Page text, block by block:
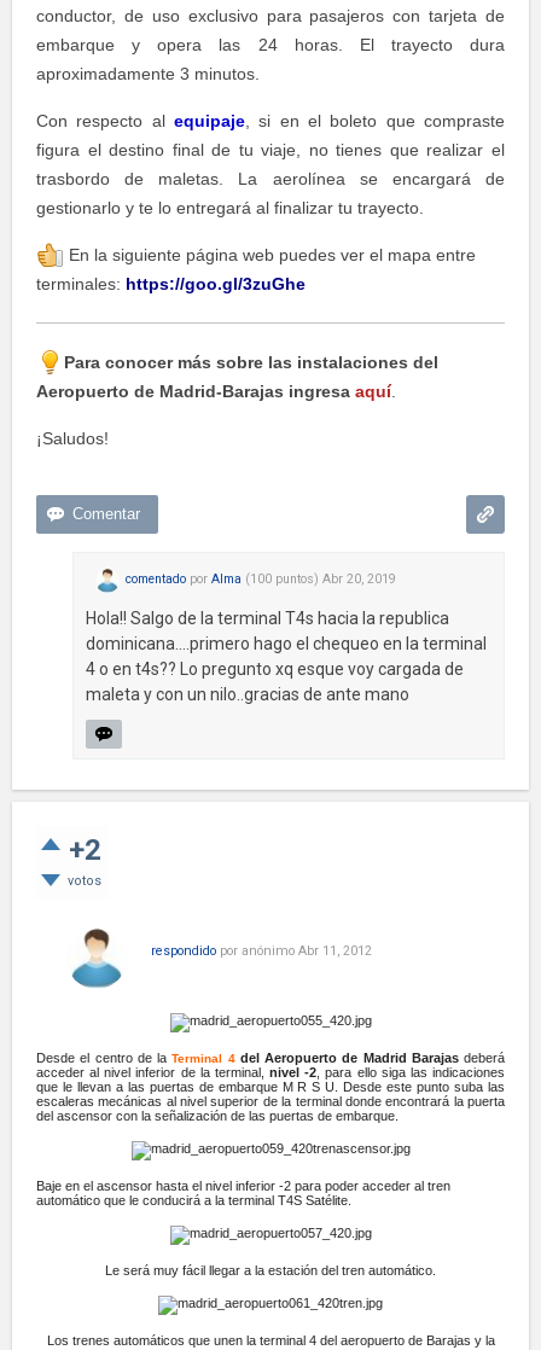
conductor, de uso exclusivo para pasajeros con tarjeta de
embarque y opera las 24 horas. El trayecto dura
aproximadamente 3 minutos.
Con respecto al equipaje , si en el boleto que compraste
figura el destino final de tu viaje, no tienes que realizar el
trasbordo de maletas. La aerolínea se encargará de
gestionarlo y te lo entregará al finalizar tu trayecto.
En la siguiente página web puedes ver el mapa entre
terminales: https://goo.gl/3zuGhe
Para conocer más sobre las instalaciones del
Aeropuerto de Madrid-Barajas ingresa aquí.
¡Saludos!
comentado por Alma (100 puntos) Abr 20, 2019
Hola!! Salgo de la terminal T4s hacia la republica
dominicana....primero hago el chequeo en la terminal
4 o en t4s?? Lo pregunto xq esque voy cargada de
maleta y con un nilo..gracias de ante mano
+2
votos
respondido por anónimo Abr 11, 2012
Desde el centro de la Terminal 4 del Aeropuerto de Madrid Barajas deberá
acceder al nivel inferior de la terminal, nivel -2 , para ello siga las indicaciones
que le llevan a las puertas de embarque M R S U. Desde este punto suba las
escaleras mecánicas al nivel superior de la terminal donde encontrará la puerta
del ascensor con la señalización de las puertas de embarque.
Baje en el ascensor hasta el nivel inferior -2 para poder acceder al tren
automático que le conducirá a la terminal T4S Satélite.
Le será muy fácil llegar a la estación del tren automático.
Los trenes automáticos que unen la terminal 4 del aeropuerto de Barajas y la